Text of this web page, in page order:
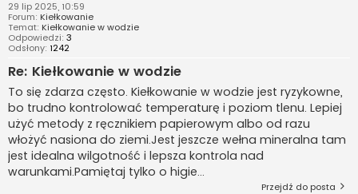
29 lip 2025, 10:59
Forum: Kiełkowanie
Temat: Kiełkowanie w wodzie
Odpowiedzi: 3
Odsłony: 1242
Re: Kiełkowanie w wodzie
To się zdarza często. Kiełkowanie w wodzie jest ryzykowne,
bo trudno kontrolować temperaturę i poziom tlenu. Lepiej
użyć metody z ręcznikiem papierowym albo od razu
włożyć nasiona do ziemi.Jest jeszcze wełna mineralna tam
jest idealna wilgotność i lepsza kontrola nad
warunkami.Pamiętaj tylko o higie...
Przejdź do posta